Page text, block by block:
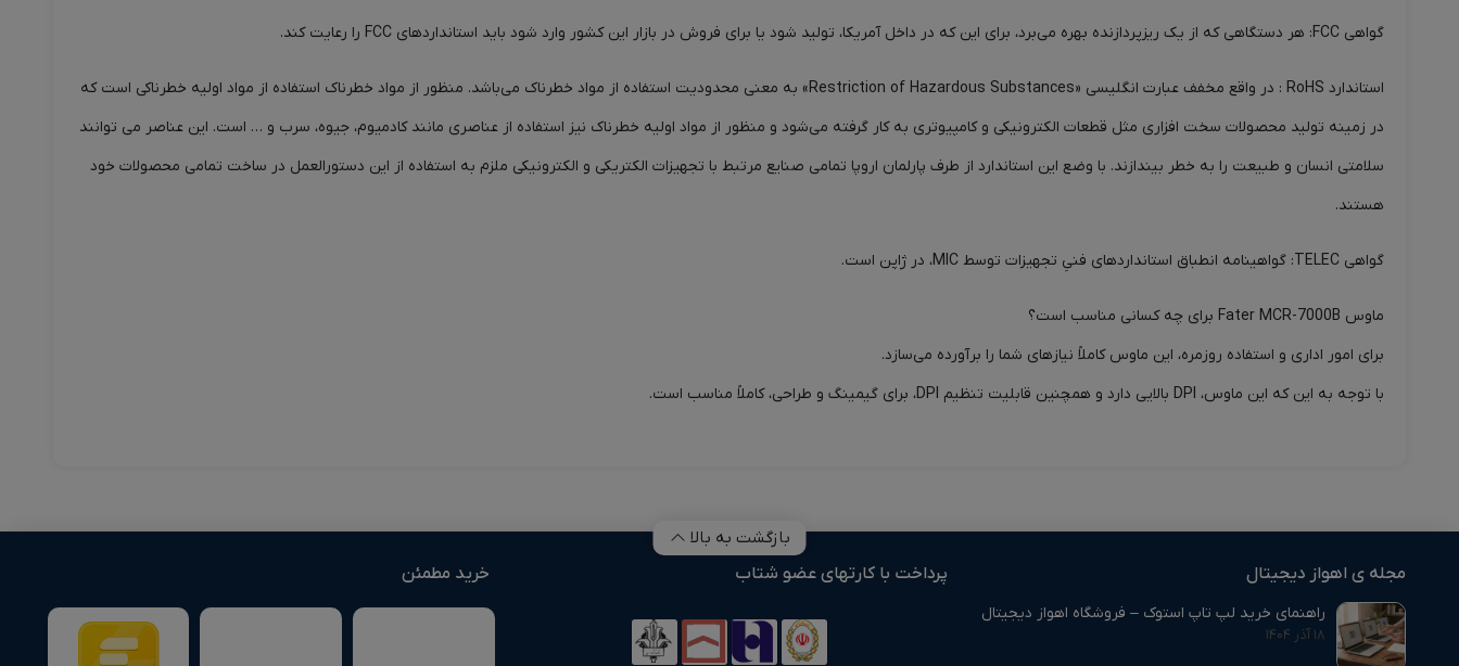
گواهی FCC: هر دستگاهی که از یک ریز‌پردازنده بهره می‌برد، برای این که در داخل آمریکا، تولید شود یا برای فروش در بازار این کشور وارد شود باید استانداردهای FCC را رعایت کند.
استاندارد RoHS : در واقع مخفف عبارت انگلیسی «Restriction of Hazardous Substances» به معنی محدودیت استفاده از مواد خطرناک می‌باشد. منظور از مواد خطرناک استفاده از مواد اولیه خطرناکی است که
در زمینه تولید محصولات سخت افزاری مثل قطعات الکترونیکی و کامپیوتری به کار گرفته می‌شود و منظور از مواد اولیه خطرناک نیز استفاده از عناصری مانند کادمیوم، جیوه، سرب و … است. این عناصر می توانند
سلامتی انسان و طبیعت را به خطر بیندازند. با وضع این استاندارد از طرف پارلمان اروپا تمامی صنایع مرتبط با تجهیزات الکتریکی و الکترونیکی ملزم به استفاده از این دستورالعمل در ساخت تمامی محصولات خود
هستند.
گواهی TELEC: گواهینامه انطباق استانداردهای فنیِ تجهیزات توسط MIC، در ژاپن است.
ماوس Fater MCR-7000B برای چه کسانی مناسب است؟
برای امور اداری و استفاده روزمره، این ماوس کاملاً نیازهای شما را بر‌آورده می‌سازد.
با توجه به این که این ماوس، DPI بالایی دارد و همچنین قابلیت تنظیم DPI، برای گیمینگ و طراحی، کاملاً مناسب است.
بازگشت به بالا
مجله ی اهواز دیجیتال
راهنمای خرید لپ تاپ استوک – فروشگاه اهواز دیجیتال
۱۸ آذر ۱۴۰۴
پرداخت با کارتهای عضو شتاب خرید مطمئن